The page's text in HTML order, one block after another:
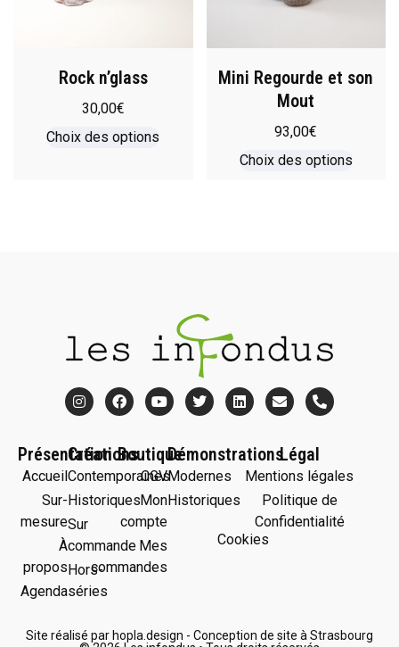
Rock n’glass
30,00€
Choix des options
Mini Regourde et son
Mout
93,00€
Choix des options
Présentation
Accueil
Sur-
mesure
À
propos
Agenda
Créations
Contemporaines
Historiques
Sur
commande
Hors-
séries
Démonstrations
Modernes
Historiques
Boutique
CGV
Mon
compte
Mes
commandes
Légal
Mentions légales
Politique de
Confidentialité
Cookies
Site réalisé par hopla.design - Conception de site à Strasbourg